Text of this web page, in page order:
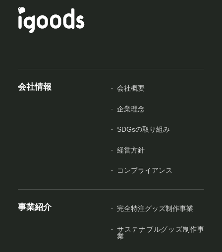
会社情報 会社概要
企業理念
SDGsの取り組み
経営方針
コンプライアンス
事業紹介 完全特注グッズ制作事業
サステナブルグッズ制作事
業